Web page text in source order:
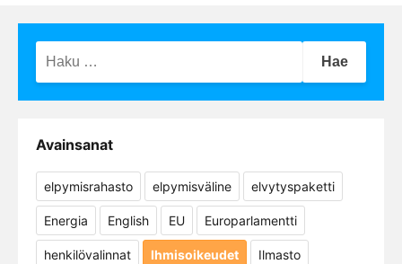
Avainsanat
elpymisrahasto elpymisväline elvytyspaketti
Energia English EU Europarlamentti
henkilövalinnat Ihmisoikeudet Ilmasto